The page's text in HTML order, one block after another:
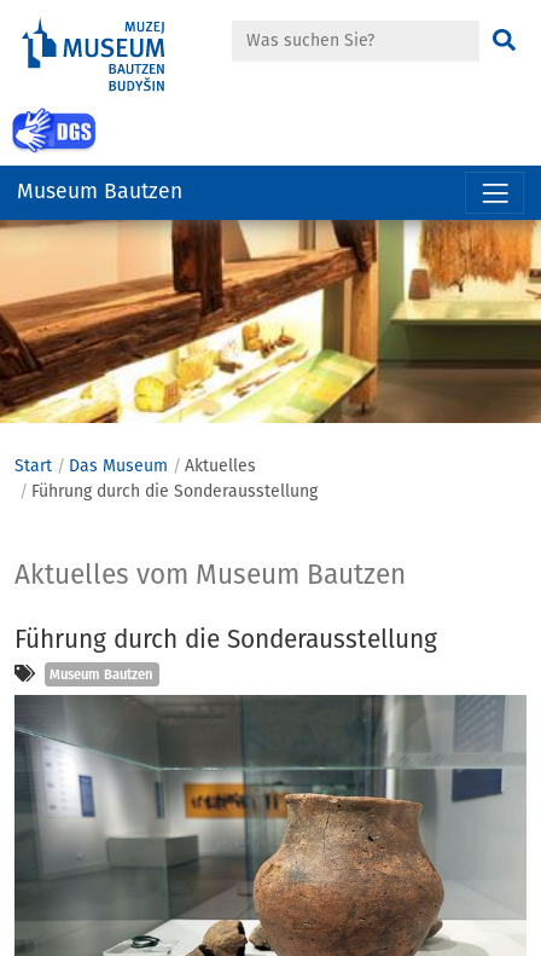
Hauptregion
anspringen
Suche
Museum Bautzen
Start Das Museum
Aktuelles
Führung durch die Sonderausstellung
Aktuelles
Aktuelles vom Museum Bautzen
Führung durch die Sonderausstellung
Kategorien
Museum Bautzen